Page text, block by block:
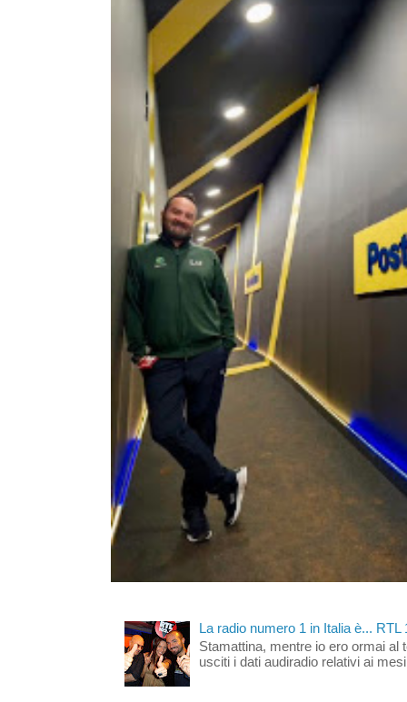
La radio numero 1 in Italia è... RTL
Stamattina, mentre io ero ormai al
usciti i dati audiradio relativi ai